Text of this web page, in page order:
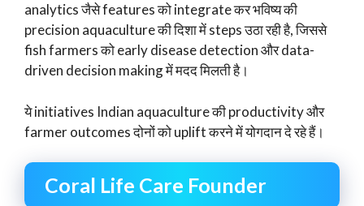
analytics जैसे features को integrate कर भविष्य की
precision aquaculture की दिशा में steps उठा रही है, जिससे
fish farmers को early disease detection और data-
driven decision making में मदद मिलती है।
ये initiatives Indian aquaculture की productivity और
farmer outcomes दोनों को uplift करने में योगदान दे रहे हैं।
Coral Life Care Founder